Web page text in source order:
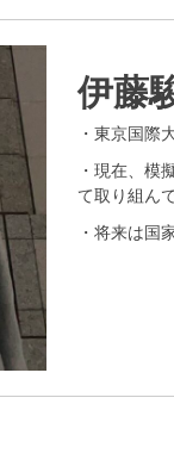
伊藤
・東京国
・現在、模
て取り組ん
・将来は国